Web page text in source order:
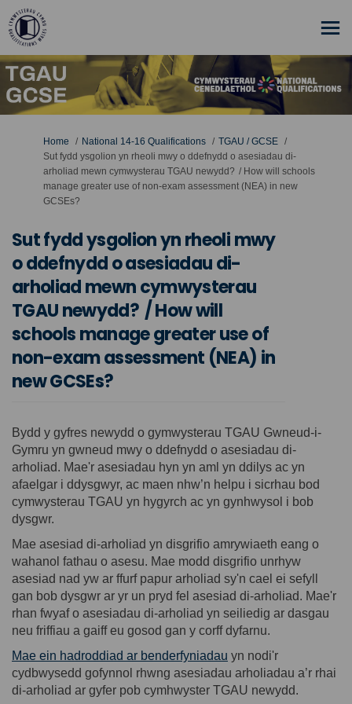
You are here:
Home National 14-16 Qualifications
TGAU / GCSE
Sut fydd ysgolion yn rheoli mwy o ddefnydd o asesiadau di-
arholiad mewn cymwysterau TGAU newydd? / How will schools
manage greater use of non-exam assessment (NEA) in new
GCSEs?
Sut fydd ysgolion yn rheoli mwy
o ddefnydd o asesiadau di-
arholiad mewn cymwysterau
TGAU newydd? / How will
schools manage greater use of
non-exam assessment (NEA) in
new GCSEs?
Bydd y gyfres newydd o gymwysterau TGAU Gwneud-i-
Gymru yn gwneud mwy o ddefnydd o asesiadau di-
arholiad. Mae'r asesiadau hyn yn aml yn ddilys ac yn
afaelgar i ddysgwyr, ac maen nhw’n helpu i sicrhau bod
cymwysterau TGAU yn hygyrch ac yn gynhwysol i bob
dysgwr.
Mae asesiad di-arholiad yn disgrifio amrywiaeth eang o
wahanol fathau o asesu. Mae modd disgrifio unrhyw
asesiad nad yw ar ffurf papur arholiad sy'n cael ei sefyll
gan bob dysgwr ar yr un pryd fel asesiad di-arholiad. Mae'r
rhan fwyaf o asesiadau di-arholiad yn seiliedig ar dasgau
neu friffiau a gaiff eu gosod gan y corff dyfarnu.
Mae ein hadroddiad ar benderfyniadau (External link)
yn nodi'r
cydbwysedd gofynnol rhwng asesiadau arholiadau a’r rhai
di-arholiad ar gyfer pob cymhwyster TGAU newydd.